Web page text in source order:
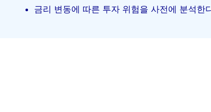
금리 변동에 따른 투자 위험을 사전에 분석한